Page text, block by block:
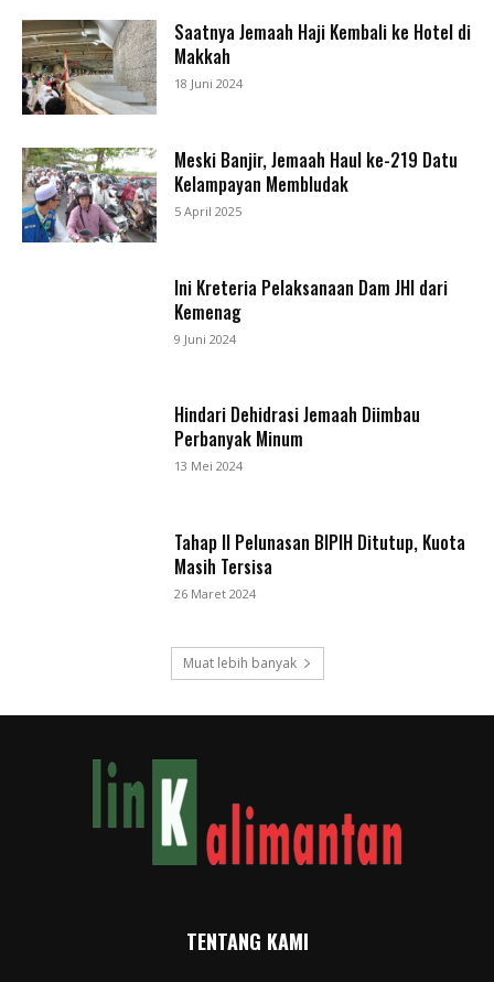
Saatnya Jemaah Haji Kembali ke Hotel di
Makkah
18 Juni 2024
Meski Banjir, Jemaah Haul ke-219 Datu
Kelampayan Membludak
5 April 2025
Ini Kreteria Pelaksanaan Dam JHI dari
Kemenag
9 Juni 2024
Hindari Dehidrasi Jemaah Diimbau
Perbanyak Minum
13 Mei 2024
Tahap II Pelunasan BIPIH Ditutup, Kuota
Masih Tersisa
26 Maret 2024
Muat lebih banyak
TENTANG KAMI